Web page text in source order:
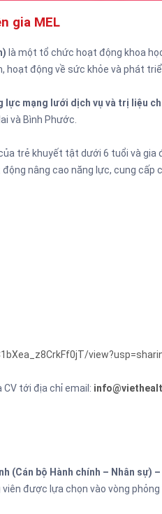
gia MEL
là một tổ chức hoạt động khoa
hoạt động về sức khỏe và phát
lực mạng lưới dịch vụ và trị liệu
và Bình Phước.
trẻ khuyết tật dưới 6 tuổi và gia
nâng cao năng lực, cung cấp
tới địa chỉ email:
(Cán bộ Hành chính – Nhân sự)
được lựa chọn vào vòng